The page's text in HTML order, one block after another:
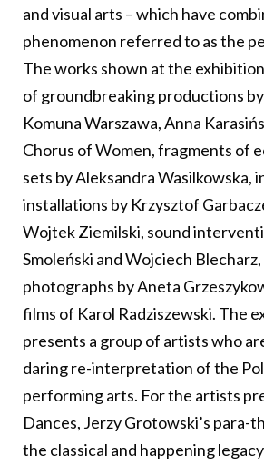
and visual arts – which have
phenomenon referred to as the
The works shown at the
of groundbreaking productions
Komuna Warszawa, Anna
Chorus of Women, fragments of
sets by Aleksandra Wasilkowska,
installations by Krzysztof
Wojtek Ziemilski, sound
Smoleński and Wojciech
photographs by Aneta
films of Karol Radziszewski. The
presents a group of artists who
daring re-interpretation of the
performing arts. For the artists
Dances, Jerzy Grotowski’s para-
the classical and happening